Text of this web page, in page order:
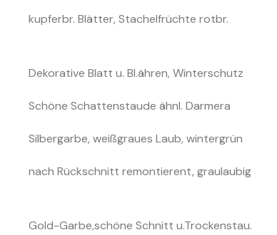
kupferbr. Blätter, Stachelfrüchte rotbr.
Dekorative Blatt u. Bl.ähren, Winterschutz
Schöne Schattenstaude ähnl. Darmera
Silbergarbe, weißgraues Laub, wintergrün
nach Rückschnitt remontierent, graulaubig
Gold-Garbe,schöne Schnitt u.Trockenstau.